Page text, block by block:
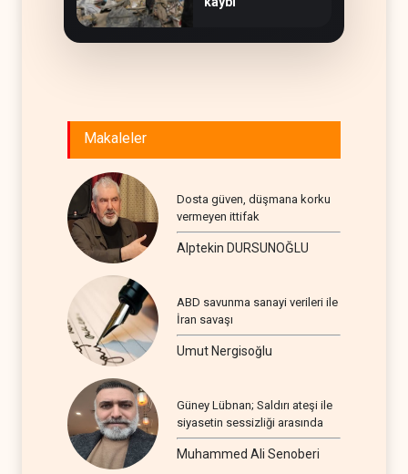
Makaleler
Dosta güven, düşmana korku
vermeyen ittifak
Alptekin DURSUNOĞLU
ABD savunma sanayi verileri ile
İran savaşı
Umut Nergisoğlu
Güney Lübnan; Saldırı ateşi ile
siyasetin sessizliği arasında
Muhammed Ali Senoberi